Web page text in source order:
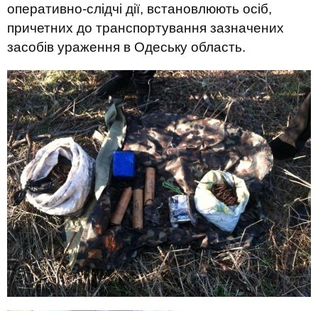
оперативно-слідчі дії, встановлюють осіб,
причетних до транспортування зазначених
засобів ураження в Одеську область.